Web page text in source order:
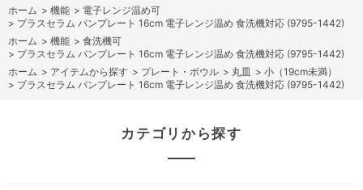
ホーム > 機能 > 電子レンジ温め可
> プラスセラム パンプレート 16cm 電子レンジ温め 食洗機対応 (9795-1442)
ホーム > 機能 > 食洗機可
> プラスセラム パンプレート 16cm 電子レンジ温め 食洗機対応 (9795-1442)
ホーム > アイテムから探す > プレート・ボウル > 丸皿 > 小（19cm未満）
> プラスセラム パンプレート 16cm 電子レンジ温め 食洗機対応 (9795-1442)
カテゴリから探す